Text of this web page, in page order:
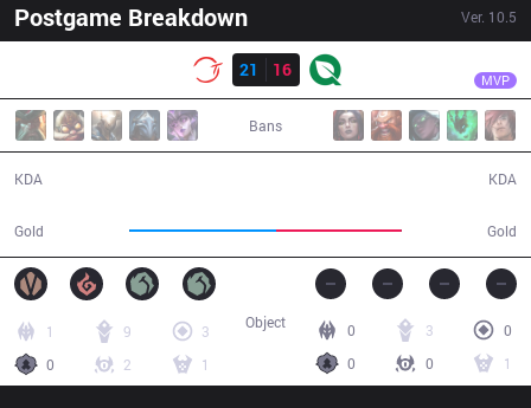
Postgame Breakdown Ver. 10.5
21
16 MVP
Bans
KDA
Gold Gold
KDA
1 9
3
0
2 1
0 3
0
0
0 1
Object